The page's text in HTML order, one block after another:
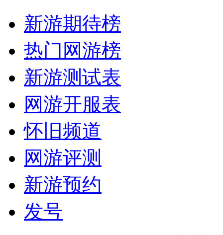
新游期待榜
热门网游榜
新游测试表
网游开服表
怀旧频道
网游评测
新游预约
发号